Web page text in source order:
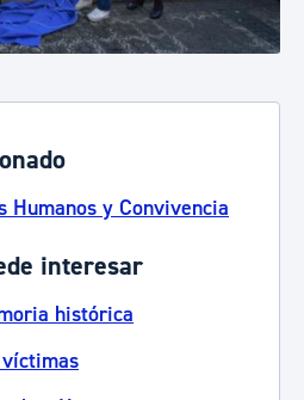
Humanos y Convivencia
interesar
histórica